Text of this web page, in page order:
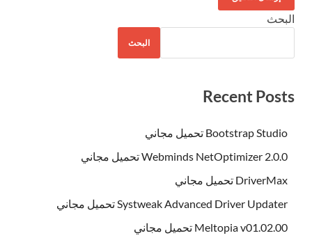
البحث
البحث
Recent Posts
Bootstrap Studio تحميل مجاني
Webminds NetOptimizer 2.0.0 تحميل مجاني
DriverMax تحميل مجاني
Systweak Advanced Driver Updater تحميل مجاني
Meltopia v01.02.00 تحميل مجاني